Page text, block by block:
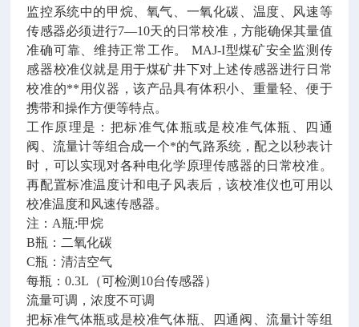
监控系统中的甲烷、氧气、一氧化碳、温度、风速等
传感器必须进行7—10天的日常校准，方能确保其量值
准确可靠、维持正常工作。 MAJ-I型煤矿安全监测传
感器校准仪就是用于煤矿井下对上述传感器进行日常
校准的**用仪器，该产品具有体积小、重量轻、便于
携带和操作方便等特点。
工作原理是：把标准气体瓶或是校准气体瓶、四通
阀、流量计等组合成一个*的气路系统，配之以秒表计
时，可以实现对各种电化学原理传感器的日常校准。
再配置标准温度计和电子风表后，该校准仪也可用以
校准温度和风速传感器。
注：A瓶:甲烷
B瓶：二氧化碳
C瓶：清洁空气
每瓶：0.3L（可检测10台传感器）
流量可调，浓度不可调
把标准气体瓶或是校准气体瓶、四通阀、流量计等组